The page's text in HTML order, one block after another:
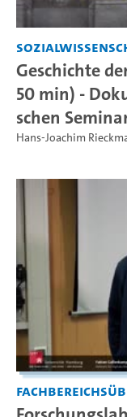
Geschichte
50 min) -
schen
Hans-Joachim